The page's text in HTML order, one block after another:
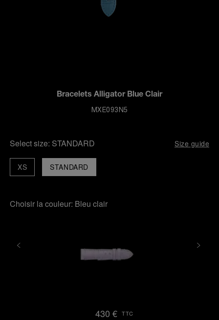
Bracelets Alligator Blue Clair
MXE093N5
Select size: STANDARD Size guide
STANDARD
XS
Choisir la couleur: Bleu clair
430 € TTC